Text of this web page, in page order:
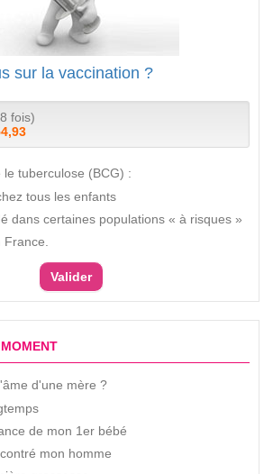
sur la vaccination ?
fois)
tuberculose (BCG) :
tous les enfants
dans certaines populations « à risques »
France.
d'une mère ?
de mon 1er bébé
mon homme